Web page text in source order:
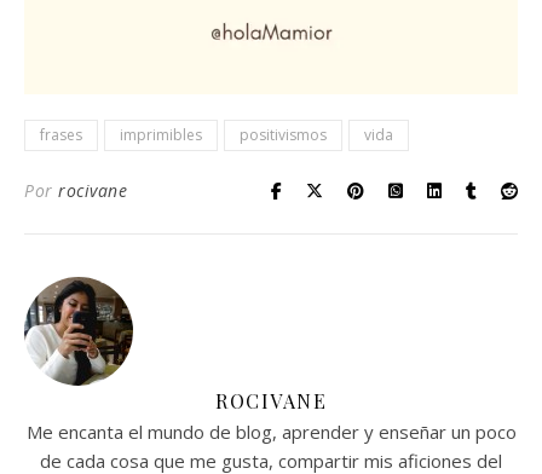
frases imprimibles positivismos vida
Por rocivane
ROCIVANE
Me encanta el mundo de blog, aprender y enseñar un poco
de cada cosa que me gusta, compartir mis aficiones del